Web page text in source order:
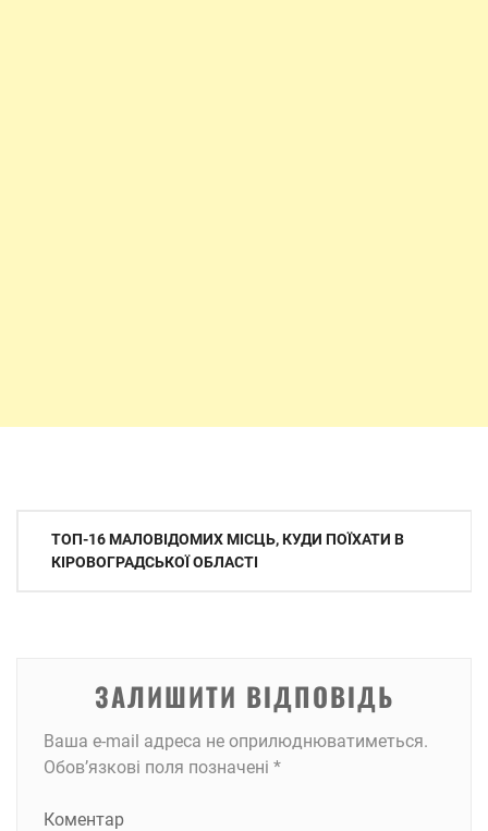
Навігація
записів
ТОП-16 МАЛОВІДОМИХ МІСЦЬ, КУДИ ПОЇХАТИ В
КІРОВОГРАДСЬКОЇ ОБЛАСТІ
ЗАЛИШИТИ ВІДПОВІДЬ
Ваша e-mail адреса не оприлюднюватиметься.
Обов’язкові поля позначені *
Коментар